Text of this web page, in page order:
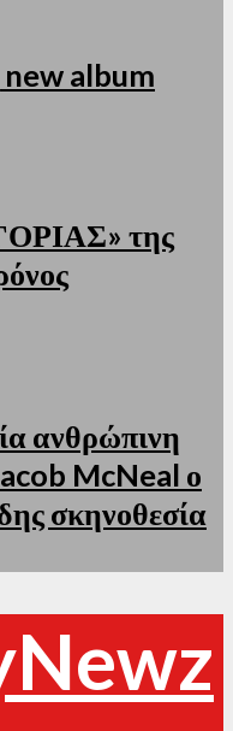
new album
της
ανθρώπινη
McNeal ο
σκηνοθεσία